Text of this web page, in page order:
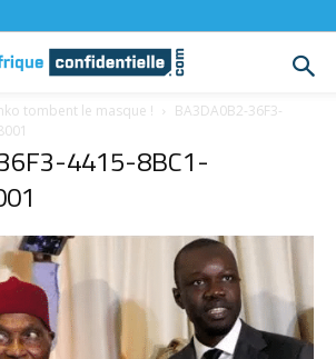
tombent le masque !
BA3DA0B2-36F3-
4415-8BC1-